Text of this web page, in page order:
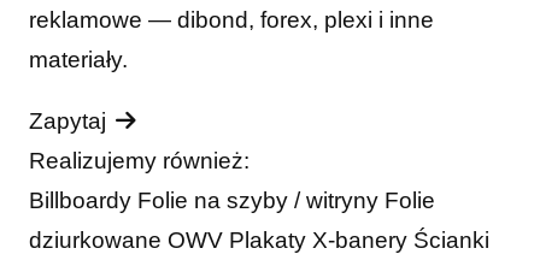
reklamowe — dibond, forex, plexi i inne
materiały.
Zapytaj
Realizujemy również:
Billboardy Folie na szyby / witryny Folie
dziurkowane OWV Plakaty X-banery Ścianki